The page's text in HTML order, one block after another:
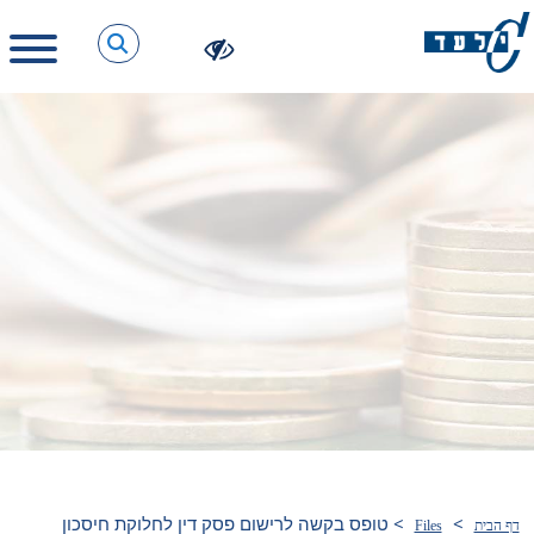
דף הבית >
Files
> טופס בקשה לרישום פסק דין לחלוקת חיסכון